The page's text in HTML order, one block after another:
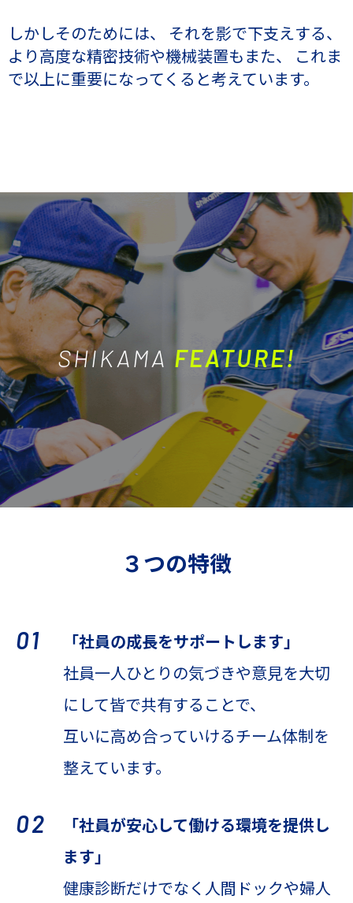
しかしそのためには、
それを影で下支えする、
より高度な精密技術や機械装置もまた、
これま
で以上に重要になってくると考えています。
SHIKAMAFEATURE!
３つの特徴
01
「社員の成長をサポートします」
社員一人ひとりの気づきや意見を大切
にして皆で共有することで、
互いに高め合っていけるチーム体制を
整えています。
02
「社員が安心して働ける環境を提供し
ます」
健康診断だけでなく人間ドックや婦人